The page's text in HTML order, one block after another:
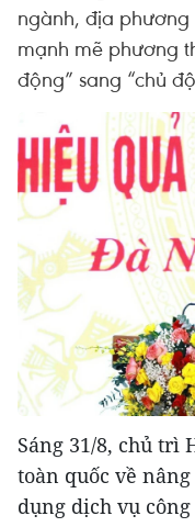
ngành, địa
mạnh mẽ phương
động” sang “chủ
Sáng 31/8, chủ trì
toàn quốc về
dụng dịch vụ